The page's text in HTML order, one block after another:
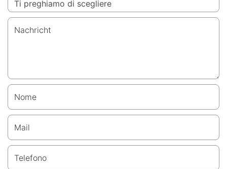
Nachricht
Nome
Mail
Telefono